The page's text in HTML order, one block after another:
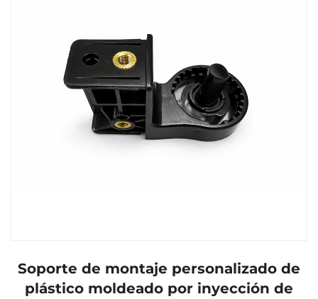
Soporte de montaje personalizado de
plástico moldeado por inyección de